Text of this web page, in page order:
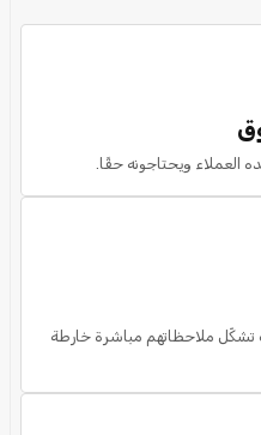
العملاء ويحتاجونه حقًا.
تشكّل ملاحظاتهم مباشرة خارطة